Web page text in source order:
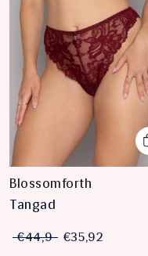
Blossomforth
Tangad
€44,9 €35,92